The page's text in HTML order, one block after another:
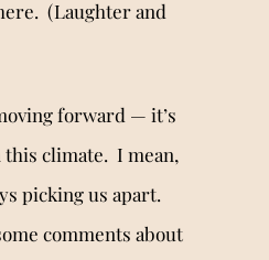
(Laughter and
forward — it’s
this climate. I mean,
picking us apart.
comments about